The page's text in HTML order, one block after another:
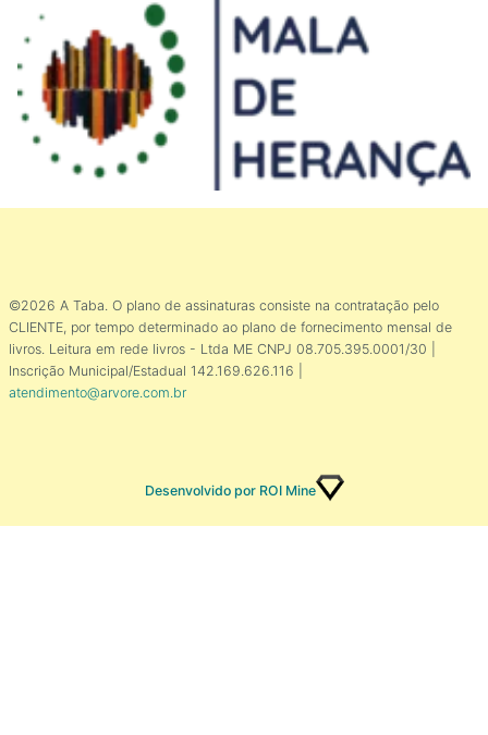
©2026 A Taba. O plano de assinaturas consiste na contratação pelo
CLIENTE, por tempo determinado ao plano de fornecimento mensal de
livros. Leitura em rede livros - Ltda ME CNPJ 08.705.395.0001/30 |
Inscrição Municipal/Estadual 142.169.626.116 |
atendimento@arvore.com.br
Desenvolvido por ROI Mine